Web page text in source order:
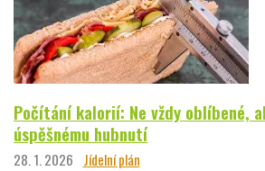
Počítání kalorií: Ne vždy oblíbené,
úspěšnému hubnutí
28. 1. 2026 Jídelní plán